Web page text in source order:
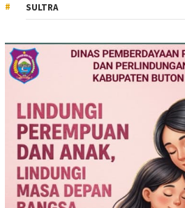
SULTRA